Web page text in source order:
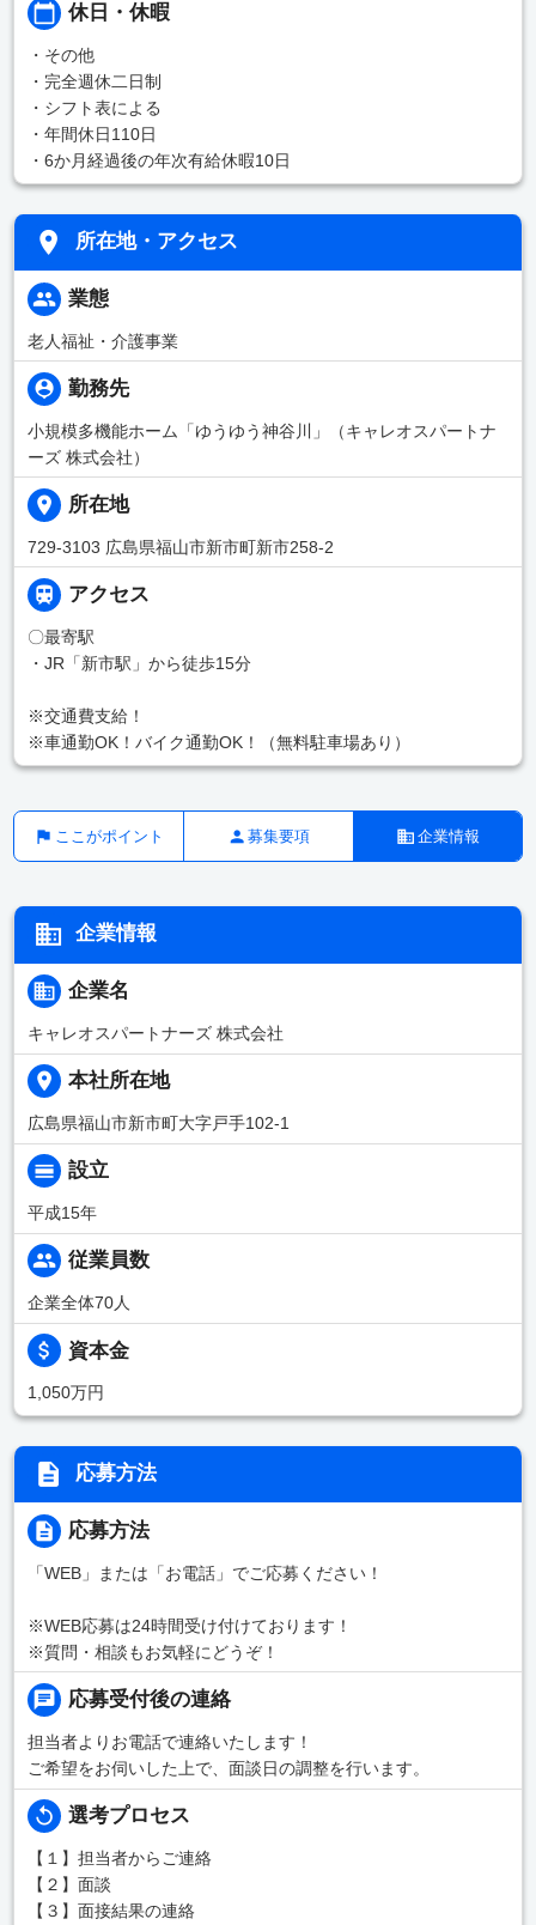
休日・休暇
・その他
・完全週休二日制
・シフト表による
・年間休日110日
・6か月経過後の年次有給休暇10日
所在地・アクセス
業態
老人福祉・介護事業
勤務先
小規模多機能ホーム「ゆうゆう神谷川」（キャレオスパートナ
ーズ 株式会社）
所在地
729-3103 広島県福山市新市町新市258-2
アクセス
〇最寄駅
・JR「新市駅」から徒歩15分
※交通費支給！
※車通勤OK！バイク通勤OK！（無料駐車場あり）
ここがポイント 募集要項 企業情報
企業情報
企業名
キャレオスパートナーズ 株式会社
本社所在地
広島県福山市新市町大字戸手102-1
設立
平成15年
従業員数
企業全体70人
資本金
1,050万円
応募方法
応募方法
「WEB」または「お電話」でご応募ください！
※WEB応募は24時間受け付けております！
※質問・相談もお気軽にどうぞ！
応募受付後の連絡
担当者よりお電話で連絡いたします！
ご希望をお伺いした上で、面談日の調整を行います。
選考プロセス
【１】担当者からご連絡
【２】面談
【３】面接結果の連絡